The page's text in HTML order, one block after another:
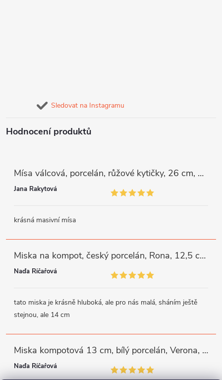
Sledovat na Instagramu
Hodnocení produktů
Mísa válcová, porcelán, růžové kytičky, 26 cm, G. Benedikt
Jana Rakytová
krásná masivní mísa
Miska na kompot, český porcelán, Rona, 12,5 cm, bílý, G. Benedikt
Naďa Říčařová
tato miska je krásně hluboká, ale pro nás malá, sháním ještě
stejnou, ale 14 cm
Miska kompotová 13 cm, bílý porcelán, Verona, G. Benedikt
Naďa Říčařová